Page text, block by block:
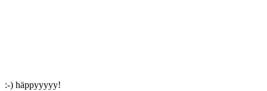
:-) häppyyyyy!